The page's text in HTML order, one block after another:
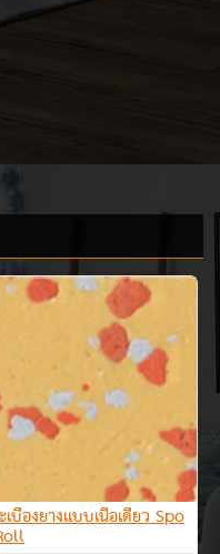
เบื้องยางแบบเนื้อเดียว Spo